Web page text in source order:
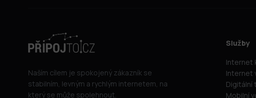
Naším cílem je spokojený zákazník se
stabilním, levným a rychlým internetem, na
který se může spolehnout.
Služby
Internet
Internet
Digitální
Mobilní